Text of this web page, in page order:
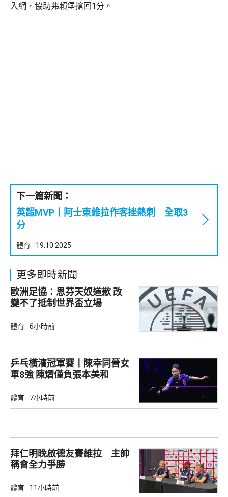
入網，協助弗賴堡搶回1分。
下一篇新聞：
英超MVP丨阿士東維拉作客挫熱刺 全取3
分
體育 19.10.2025
更多即時新聞
歐洲足協：恩芬天奴道歉 改
變不了抵制世界盃立場
體育 6小時前
乒乓橫濱冠軍賽丨陳幸同晉女
單8強 陳熠僅負張本美和
體育 7小時前
拜仁明晚啟德友賽維拉 主帥
稱會全力爭勝
體育 11小時前